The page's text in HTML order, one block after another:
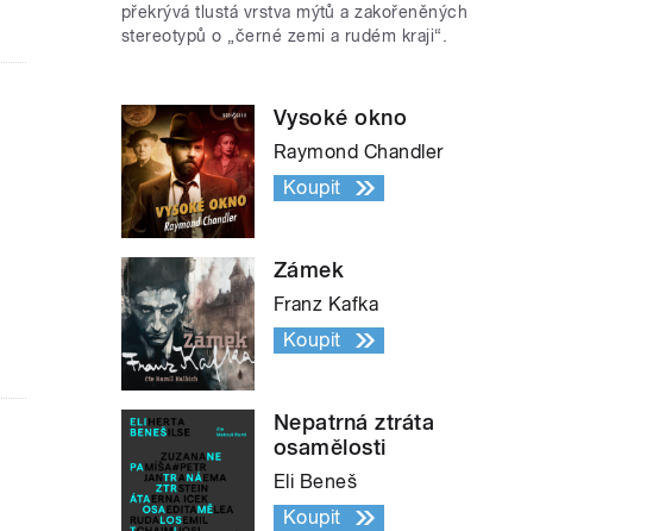
překrývá tlustá vrstva mýtů a zakořeněných
stereotypů o „černé zemi a rudém kraji“.
Vysoké okno
Raymond Chandler
Koupit
Zámek
Franz Kafka
Koupit
Nepatrná ztráta
osamělosti
Eli Beneš
Koupit